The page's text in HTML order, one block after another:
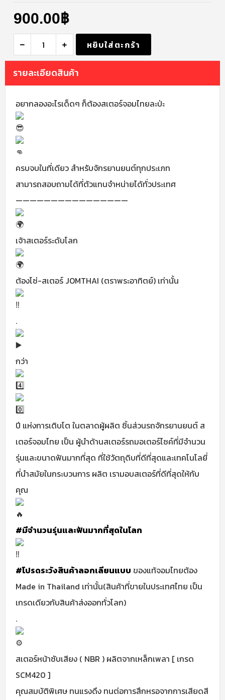
900.00฿
หยิบใส่ตะกร้า
รายละเอียดสินค้า
อยากลองอะไรเด็ดๆ ก็ต้องสเตอร์จอมไทยละป่ะ
ครบจบในที่เดียว สำหรับจักรยานยนต์ทุกประเภท
สามารถสอบถามได้ที่ตัวแทนจำหน่ายได้ทั่วประเทศ
————————————————
เจ้าสเตอร์ระดับโลก
ต้องโซ่-สเตอร์ JOMTHAI (ตราพระอาทิตย์) เท่านั้น
.
กว่า
ปี แห่งการเติบโต ในตลาดผู้ผลิต ชิ้นส่วนรถจักรยานยนต์ ส
เตอร์จอมไทย เป็น ผู้นำด้านสเตอร์รถมอเตอร์ไซค์ที่มีจำนวน
รุ่นและขนาดฟันมากที่สุด ที่ใช้วัตถุดิบที่ดีที่สุดและเทคโนโลยี่
ที่นำสมัยในกระบวนการ ผลิต เรามอบสเตอร์ที่ดีที่สุดให้กับ
คุณ
#มีจำนวนรุ่นและฟันมากที่สุดในโลก
#โปรดระวังสินค้าลอกเลียนแบบ ของแท้จอมไทยต้อง
Made in Thailand เท่านั้น(สินค้าที่ขายในประเทศไทย เป็น
เกรดเดียวกับสินค้าส่งออกทั่วโลก)
.
สเตอร์หน้าซับเสียง ( NBR ) ผลิตจากเหล็กเพลา [ เกรด
SCM420 ]
คุณสมบัติพิเศษ ทนแรงดึง ทนต่อการสึกหรอจากการเสียดสี